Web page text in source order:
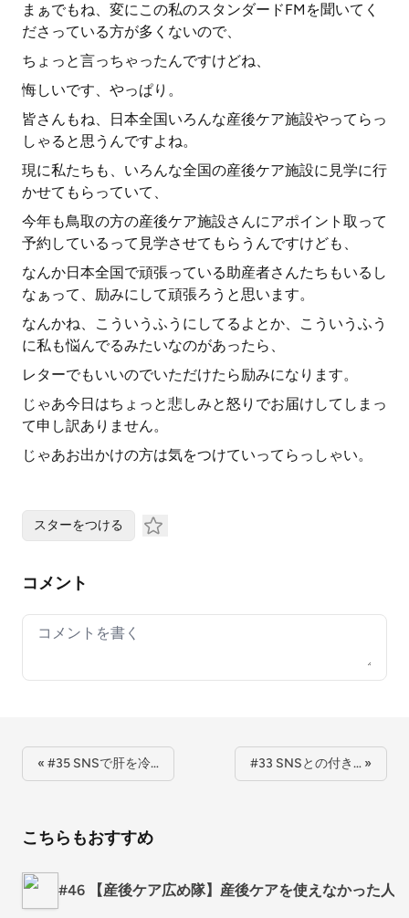
まぁでもね、変にこの私のスタンダードFMを聞いてく
ださっている方が多くないので、
ちょっと言っちゃったんですけどね、
悔しいです、やっぱり。
皆さんもね、日本全国いろんな産後ケア施設やってらっ
しゃると思うんですよね。
現に私たちも、いろんな全国の産後ケア施設に見学に行
かせてもらっていて、
今年も鳥取の方の産後ケア施設さんにアポイント取って
予約しているって見学させてもらうんですけども、
なんか日本全国で頑張っている助産者さんたちもいるし
なぁって、励みにして頑張ろうと思います。
なんかね、こういうふうにしてるよとか、こういうふう
に私も悩んでるみたいなのがあったら、
レターでもいいのでいただけたら励みになります。
じゃあ今日はちょっと悲しみと怒りでお届けしてしまっ
て申し訳ありません。
じゃあお出かけの方は気をつけていってらっしゃい。
スターをつける
コメント
Your comment
« #35 SNSで肝を冷… #33 SNSとの付き… »
こちらもおすすめ
#46 【産後ケア広め隊】産後ケアを使えなかった人